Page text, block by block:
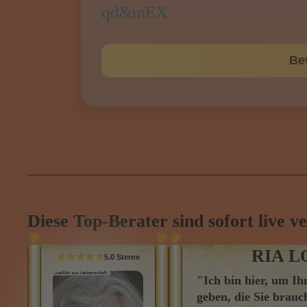
Diese Top-Berater sind sofort live
★★★★★5.0 Sterne RIA
"Ich bin hier, um
geben, die Sie